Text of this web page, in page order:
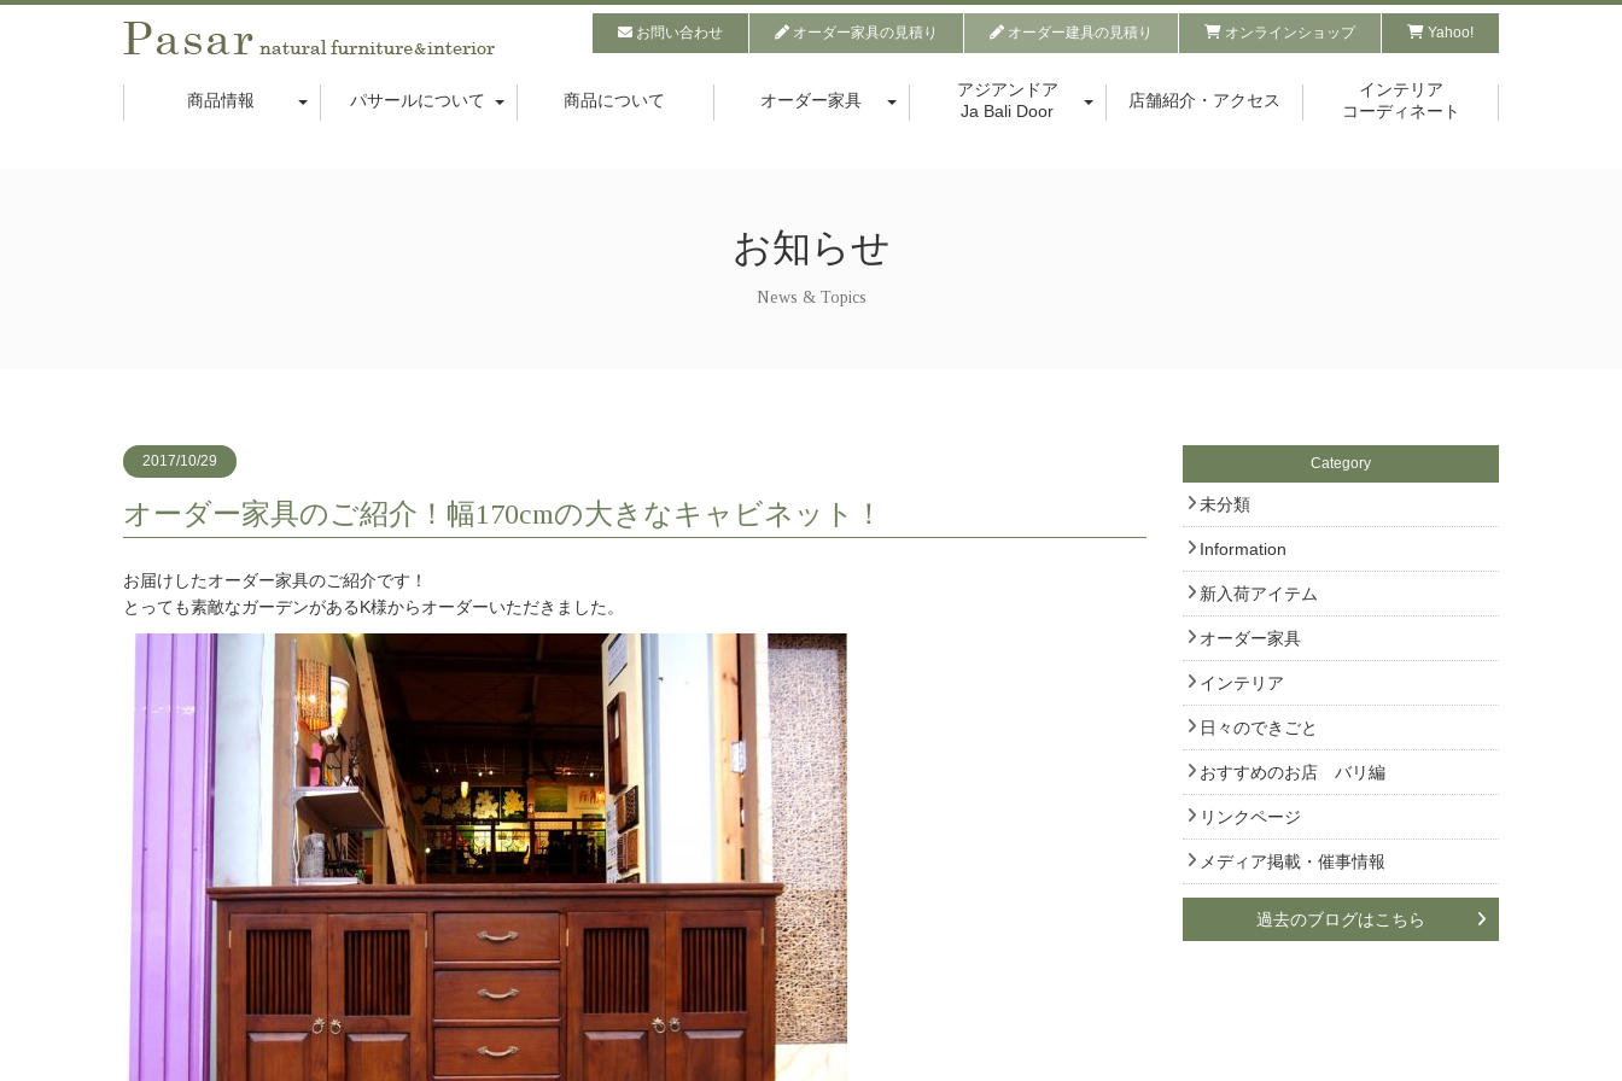
お問い合わせ オーダー家具の見積り オーダー建具の見積り オンラインショップ Yahoo!
商品情報 パサールについて 商品について オーダー家具
アジアンドア
Ja Bali Door
店舗紹介・アクセス
インテリア
コーディネート
お知らせ
News & Topics
2017/10/29
オーダー家具のご紹介！幅170cmの大きなキャビネット！
お届けしたオーダー家具のご紹介です！
とっても素敵なガーデンがあるK様からオーダーいただきました。
Category
未分類
Information
新入荷アイテム
オーダー家具
インテリア
日々のできごと
おすすめのお店 バリ編
リンクページ
メディア掲載・催事情報
過去のブログはこちら